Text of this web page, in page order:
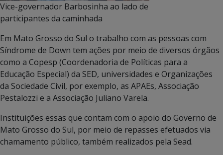
Vice-governador Barbosinha ao lado de
participantes da caminhada
Em Mato Grosso do Sul o trabalho com as pessoas com
Síndrome de Down tem ações por meio de diversos órgãos
como a Copesp (Coordenadoria de Políticas para a
Educação Especial) da SED, universidades e Organizações
da Sociedade Civil, por exemplo, as APAEs, Associação
Pestalozzi e a Associação Juliano Varela.
Instituições essas que contam com o apoio do Governo de
Mato Grosso do Sul, por meio de repasses efetuados via
chamamento público, também realizados pela Sead.